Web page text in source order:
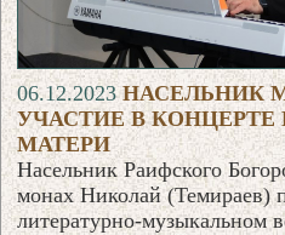
06.12.2023НАСЕЛЬНИК
УЧАСТИЕ В КОНЦЕРТЕ
МАТЕРИ
Насельник Раифского
монах Николай (Темираев)
литературно-музыкальном